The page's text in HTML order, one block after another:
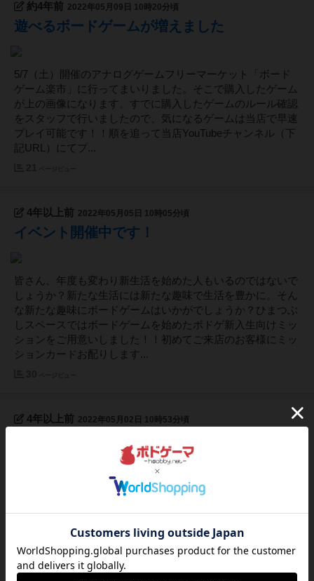
約4年前 2022年05月09日 10時20分頃
遊べるボードゲームが増えました
5/7（土）開催のアナログゲームフリーマーケット「ボード
ゲーム楽市」に行ってまいりました。そこで購入したゲーム
が上の画像になります。すでに購入したゲームのルール確認
をスタッフで行いましたので、気になるゲームは当店で早速
プレイ可能です！！順を追って当店YouTubeチャンネル（下
記URL）にてプ...
4年以上前 2022年05月05日 10時05分頃
イベント開催中です！
皆さん、年度も変わり新生活を始めた人もいるのではないで
しょうか？新たな生活には新たな趣味で生活を豊かに。そん
な新たな趣味にボードゲームはいかがでしょうか？ひまつぶ
しスペースではボードゲームを始めたボドゲ新入生向けミッ
ションをご用意いしました！！初めてご来店のお客様にミッ
ションカードお配りします...
4年以上前 2022年05月02日 10時53分頃
大変ありがたいことに、GW初日から多くのお客様にご来店
で、ぜひご来店の際はご予約を頂けるとスムーズにご案内さ
せていただきます。来店の前にお電話頂けるだけでも、席を
調整できますのでオススメ致します。皆様のご来店お待ちし
ております。